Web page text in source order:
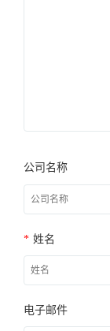
公司名称
* 姓名
电子邮件